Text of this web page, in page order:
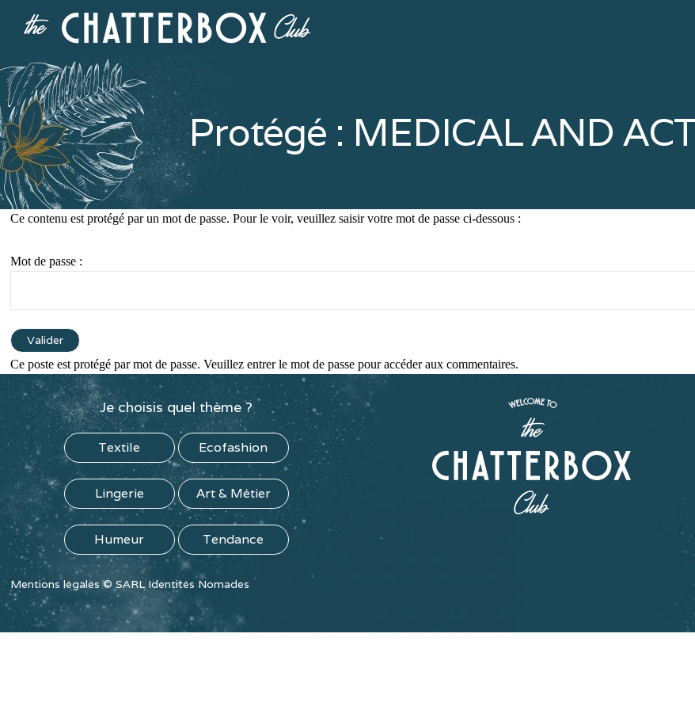
Protégé : MEDICAL AND
Ce contenu est protégé par un mot de passe. Pour le voir, veuillez saisir votre mot de passe ci-dessous :
Mot de passe :
Ce poste est protégé par mot de passe. Veuillez entrer le mot de passe pour accéder aux commentaires.
Je choisis quel thème ?
Textile Ecofashion
Lingerie Art & Métier
Humeur Tendance
Mentions légales©SARL Identités Nomades